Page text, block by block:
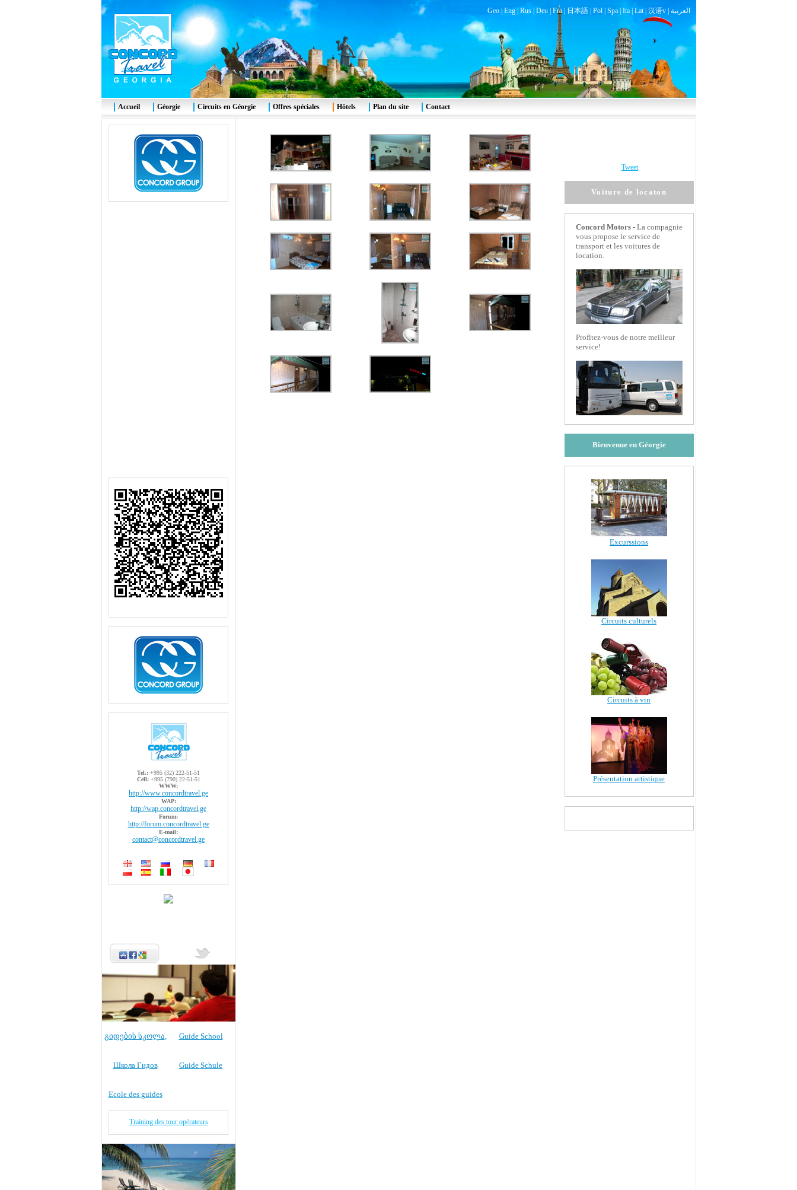
Geo| Eng| Rus| Deu| Fra| 日本語| Pol| Spa| Ita| Lat| 汉语v | العربية
Tel.: +995 (32) 222-51-51
Cell:+995 (790) 22-51-51
WWW:
http://www.concordtravel.ge
WAP:
http://wap.concordtravel.ge
Forum:
http://forum.concordtravel.ge
E-mail:
contact@concordtravel.ge
გიდების სკოლა, Guide School
Школа Гидов Guide Schule
Ecole des guides
Training des tour opérateurs
Tweet
Voiture de locaton
Concord Motors- La compagnie
vous propose le service de
transport et les voitures de
location.
Profitez-vous de notre meilleur
service!
Bienvenue en Géorgie
Excurssions
Circuits culturels
Circuits à vin
Présentation artistique
Accueil Géorgie Circuits en Géorgie Offres spéciales Hôtels Plan du site Contact